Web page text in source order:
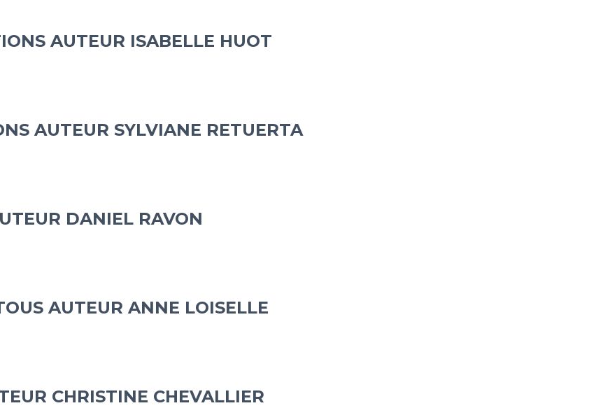
AUTEUR ISABELLE HUOT
AUTEUR SYLVIANE RETUERTA
DANIEL RAVON
AUTEUR ANNE LOISELLE
CHRISTINE CHEVALLIER